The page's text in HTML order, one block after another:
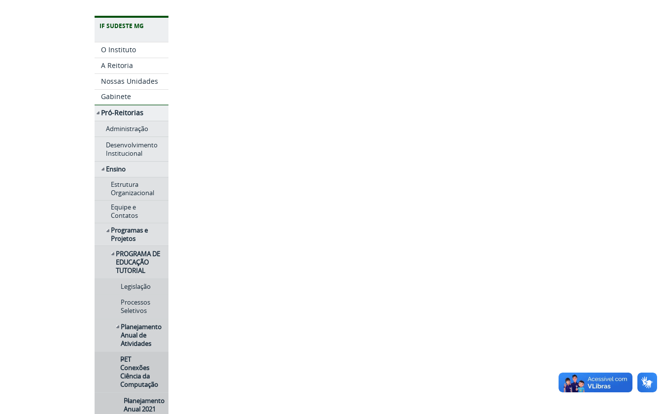
IF SUDESTE MG
O Instituto
A Reitoria
Nossas Unidades
Gabinete
Pró-Reitorias
Administração
Desenvolvimento
Institucional
Ensino
Estrutura
Organizacional
Equipe e
Contatos
Programas e
Projetos
PROGRAMA DE
EDUCAÇÃO
TUTORIAL
Legislação
Processos
Seletivos
Planejamento
Anual de
Atividades
PET
Conexões
Ciência da
Computação
Planejamento
Anual 2021